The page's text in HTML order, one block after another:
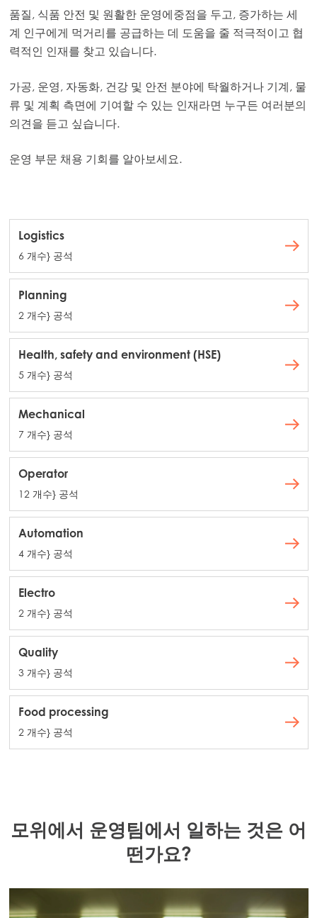
품질, 식품 안전 및 원활한 운영에중점을 두고, 증가하는 세
계 인구에게 먹거리를 공급하는 데 도움을 줄 적극적이고 협
력적인 인재를 찾고 있습니다.
가공, 운영, 자동화, 건강 및 안전 분야에 탁월하거나 기계, 물
류 및 계획 측면에 기여할 수 있는 인재라면 누구든 여러분의
의견을 듣고 싶습니다.
운영 부문 채용 기회를 알아보세요.
Logistics
6 개수} 공석
Planning
2 개수} 공석
Health, safety and environment (HSE)
5 개수} 공석
Mechanical
7 개수} 공석
Operator
12 개수} 공석
Automation
4 개수} 공석
Electro
2 개수} 공석
Quality
3 개수} 공석
Food processing
2 개수} 공석
모위에서 운영팀에서 일하는 것은 어
떤가요?